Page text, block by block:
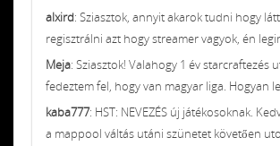
alxird: Sziasztok, annyit akarok tudni hogy
regisztrálni azt hogy streamer vagyok, én
Meja: Sziasztok! Valahogy 1 év starcraftezés
fedeztem fel, hogy van magyar liga. Hogyan
kaba777: HST: NEVEZÉS új játékosoknak.
a mappool váltás utáni szünetet követően